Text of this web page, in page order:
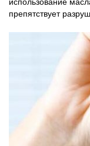
препятствует